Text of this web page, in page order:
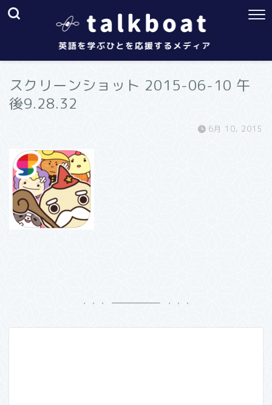
スクリーンショット 2015-06-10 午
後9.28.32
6月 10, 2015